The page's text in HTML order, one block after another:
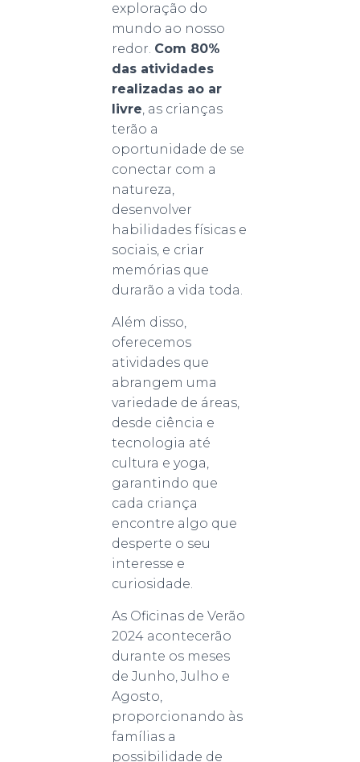
exploração do
mundo ao nosso
redor. Com 80%
das atividades
realizadas ao ar
livre, as crianças
terão a
oportunidade de se
conectar com a
natureza,
desenvolver
habilidades físicas e
sociais, e criar
memórias que
durarão a vida toda.
Além disso,
oferecemos
atividades que
abrangem uma
variedade de áreas,
desde ciência e
tecnologia até
cultura e yoga,
garantindo que
cada criança
encontre algo que
desperte o seu
interesse e
curiosidade.
As Oficinas de Verão
2024 acontecerão
durante os meses
de Junho, Julho e
Agosto,
proporcionando às
famílias a
possibilidade de